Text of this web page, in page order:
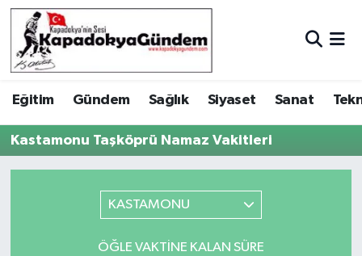
Eğitim Gündem Sağlık Siyaset Sanat
Kastamonu Taşköprü Namaz Vakitleri
KASTAMONU
ÖĞLE VAKTINE KALAN SÜRE
Hava Durumu
Trafik Durumu
Süper Lig Puan Durumu ve Fikstür